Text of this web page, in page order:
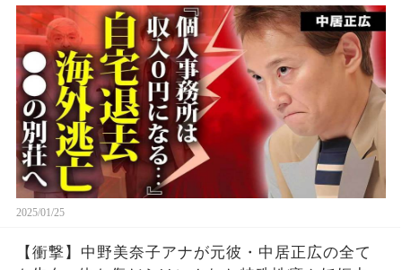
があってもTV局の違約金から逃れる為に動いた現
在がヤバすぎた...
2025/01/25
【衝撃】中野美奈子アナが元彼・中居正広の全て